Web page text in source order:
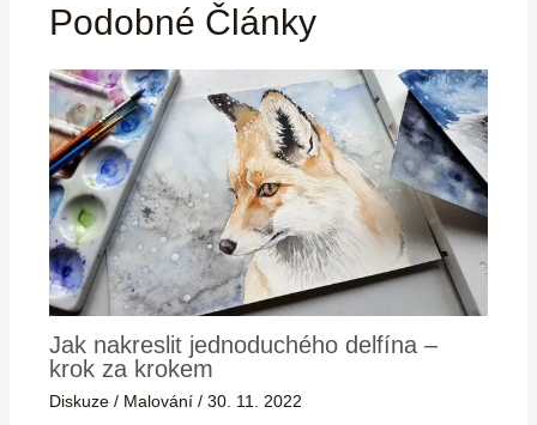
Podobné Články
Jak nakreslit jednoduchého delfína –
krok za krokem
Diskuze / Malování /30. 11. 2022